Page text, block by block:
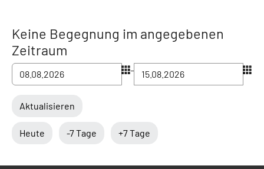
Keine Begegnung im angegebenen
Zeitraum
–
Aktualisieren
Heute -7 Tage +7 Tage